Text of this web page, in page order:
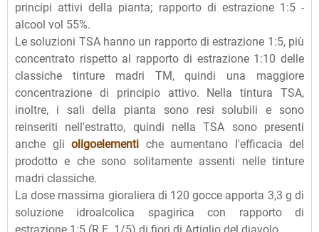
principi attivi della pianta; rapporto di estrazione 1:5 -
alcool vol 55%.
Le soluzioni TSA hanno un rapporto di estrazione 1:5, più
concentrato rispetto al rapporto di estrazione 1:10 delle
classiche tinture madri TM, quindi una maggiore
concentrazione di principio attivo. Nella tintura TSA,
inoltre, i sali della pianta sono resi solubili e sono
reinseriti nell'estratto, quindi nella TSA sono presenti
anche gli oligoelementi che aumentano l'efficacia del
prodotto e che sono solitamente assenti nelle tinture
madri classiche.
La dose massima gioraliera di 120 gocce apporta 3,3 g di
soluzione idroalcolica spagirica con rapporto di